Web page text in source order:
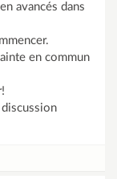
avancés dans
en commun